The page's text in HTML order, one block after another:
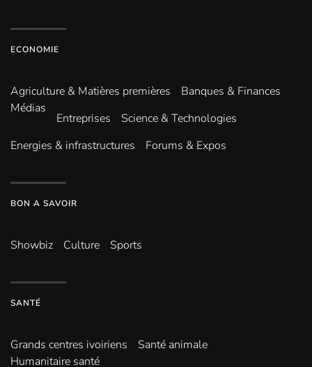
ECONOMIE
Agriculture & Matières premières
Banques & Finances
Médias
Entreprises
Science & Technologies
Energies & infrastructures
Forums & Expos
BON A SAVOIR
Showbiz Culture Sports
SANTÉ
Grands centres ivoiriens
Santé animale
Humanitaire santé